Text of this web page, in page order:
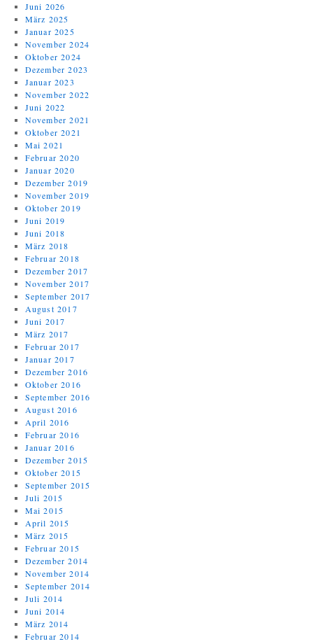
Juni 2026
März 2025
Januar 2025
November 2024
Oktober 2024
Dezember 2023
Januar 2023
November 2022
Juni 2022
November 2021
Oktober 2021
Mai 2021
Februar 2020
Januar 2020
Dezember 2019
November 2019
Oktober 2019
Juni 2019
Juni 2018
März 2018
Februar 2018
Dezember 2017
November 2017
September 2017
August 2017
Juni 2017
März 2017
Februar 2017
Januar 2017
Dezember 2016
Oktober 2016
September 2016
August 2016
April 2016
Februar 2016
Januar 2016
Dezember 2015
Oktober 2015
September 2015
Juli 2015
Mai 2015
April 2015
März 2015
Februar 2015
Dezember 2014
November 2014
September 2014
Juli 2014
Juni 2014
März 2014
Februar 2014